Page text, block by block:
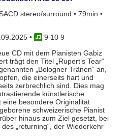
stereo/surround • 79min •
•
9 10 9
CD mit dem Pianisten Gabiz
trägt den Titel „Rupert’s Tear“
„Bologner Tränen“ an,
die einerseits hart und
zerbrechlich sind. Dies mag
künstlerische
besondere Originalität
schweizerische Pianist
hinaus zum Ziel gesetzt, bei
„returning“, der Wiederkehr